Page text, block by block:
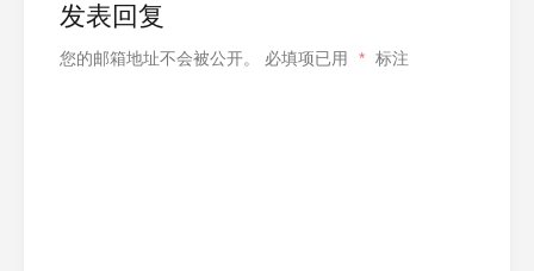
发表回复
您的邮箱地址不会被公开。 必填项已用 * 标注